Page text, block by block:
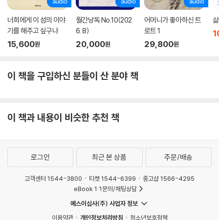
너희에게 이 섬의 이야
기를 해주고 싶구나
15,600원
월간낭독 No.10(202
6. 8)
20,000원
어머니가 좋아하신 트
로트 1
29,800원
이 책을 구입하신 분들이 산 분야 책
이 책과 내용이 비슷한 추천 책
로그인 최근 본 상품 주문/배송
고객센터 1544-3800 티켓 1544-6399
중고샵 1566-4295
eBook 1:1문의/채팅상담
예스이십사(주) 사업자 정보
이용약관
개인정보처리방침 청소년보호정책